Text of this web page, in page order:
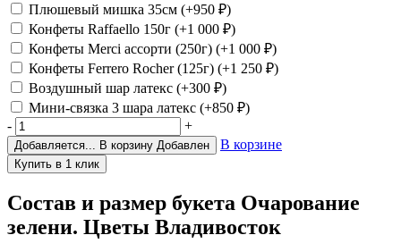
Плюшевый мишка 35см (+950 ₽)
Конфеты Raffaello 150г (+1 000 ₽)
Конфеты Merci ассорти (250г) (+1 000 ₽)
Конфеты Ferrero Rocher (125г) (+1 250 ₽)
Воздушный шар латекс (+300 ₽)
Мини-связка 3 шара латекс (+850 ₽)
-
+
Добавляется... В корзину Добавлен В корзине
Состав и размер букета Очарование
зелени. Цветы Владивосток